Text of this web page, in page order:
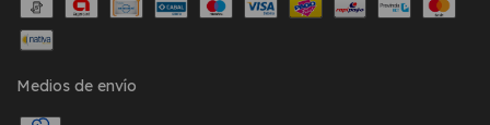
Medios de envío